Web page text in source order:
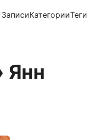
ЗаписиКатегорииТеги
Янн